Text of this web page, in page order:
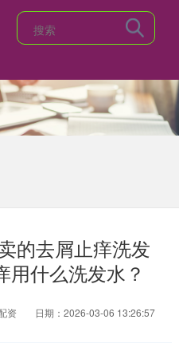
的去屑止痒洗发
用什么洗发水？
资
日期：2026-03-06 13:26:57